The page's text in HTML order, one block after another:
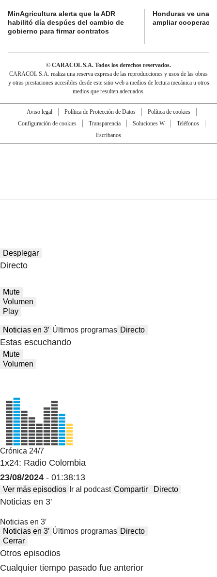
MinAgricultura alerta que la ADR
habilitó día despúes del cambio de
gobierno para firmar contratos
Honduras ve una
ampliar
© CARACOL S.A. Todos los derechos reservados.
CARACOL S.A. realiza una reserva expresa de las reproducciones y usos de las obras
y otras prestaciones accesibles desde este sitio web a medios de lectura mecánica u otros
medios que resulten adecuados.
Aviso legal Política de Protección de Datos
Política de cookies
Configuración de cookies
Transparencia Soluciones W
Teléfonos
Escríbanos
Desplegar
Directo
Mute
Volumen
Play
Noticias en 3′ Últimos programas Directo
Estas escuchando
Mute
Volumen
Crónica 24/7
1x24: Radio Colombia
23/08/2024 - 01:38:13
Ver más episodios Ir al podcast Compartir Directo
Noticias en 3′
Noticias en 3′
Noticias en 3′ Últimos programas Directo
Cerrar
Otros episodios
Cualquier tiempo pasado fue anterior